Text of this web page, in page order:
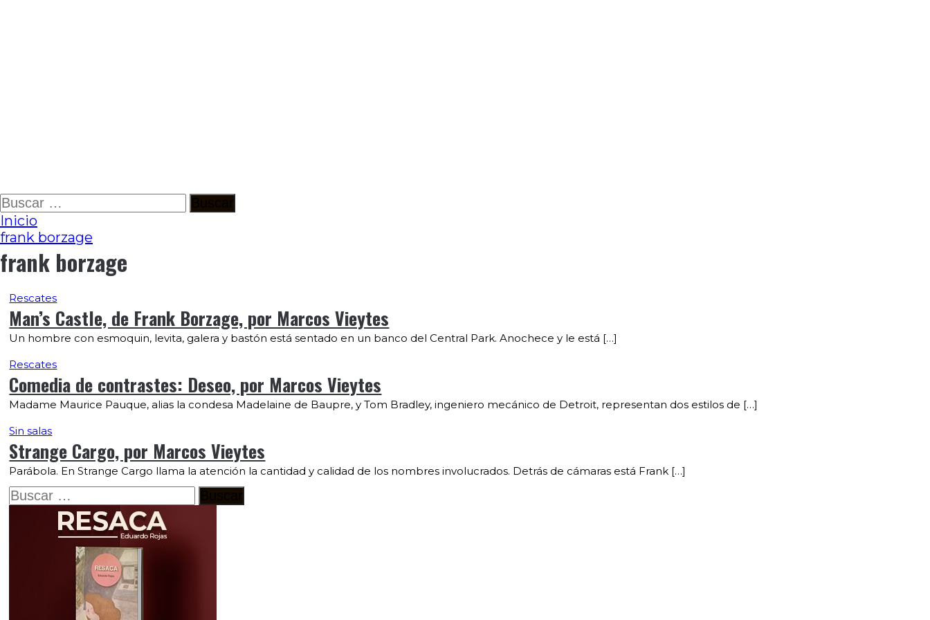
Ir
al
contenido
Buscar:
Inicio
frank borzage
frank borzage
Rescates
Man’s Castle, de Frank Borzage, por Marcos Vieytes
Un hombre con esmoquin, levita, galera y bastón está sentado en un banco del Central Park. Anochece y le está […]
Rescates
Comedia de contrastes: Deseo, por Marcos Vieytes
Madame Maurice Pauque, alias la condesa Madelaine de Baupre, y Tom Bradley, ingeniero mecánico de Detroit, representan dos estilos de […]
Sin salas
Strange Cargo, por Marcos Vieytes
Parábola. En Strange Cargo llama la atención la cantidad y calidad de los nombres involucrados. Detrás de cámaras está Frank […]
Buscar: